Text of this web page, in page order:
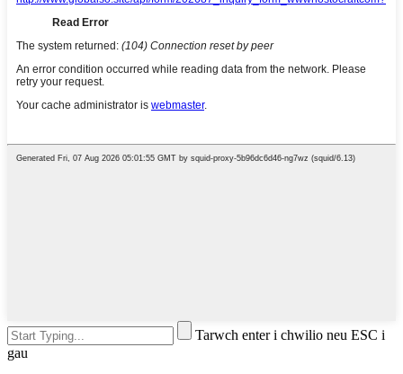
Tarwch enter i chwilio neu ESC i
gau